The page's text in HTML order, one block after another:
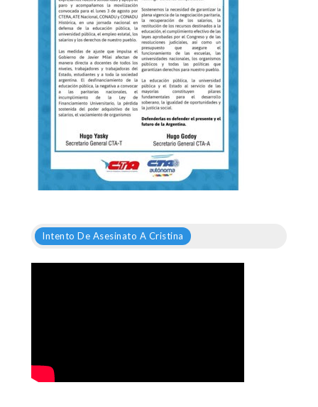
Intento De Asesinato A Cristina